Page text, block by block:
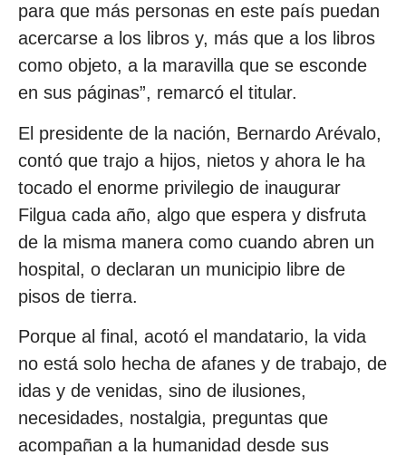
para que más personas en este país puedan
acercarse a los libros y, más que a los libros
como objeto, a la maravilla que se esconde
en sus páginas”, remarcó el titular.
El presidente de la nación, Bernardo Arévalo,
contó que trajo a hijos, nietos y ahora le ha
tocado el enorme privilegio de inaugurar
Filgua cada año, algo que espera y disfruta
de la misma manera como cuando abren un
hospital, o declaran un municipio libre de
pisos de tierra.
Porque al final, acotó el mandatario, la vida
no está solo hecha de afanes y de trabajo, de
idas y de venidas, sino de ilusiones,
necesidades, nostalgia, preguntas que
acompañan a la humanidad desde sus